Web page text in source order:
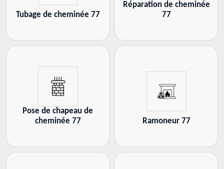
Tubage de cheminée 77
Réparation de cheminée
77
Pose de chapeau de
cheminée 77
Ramoneur 77